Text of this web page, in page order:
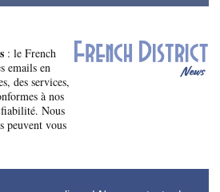
: le French
emails en
des services,
à nos
Nous
peuvent vous